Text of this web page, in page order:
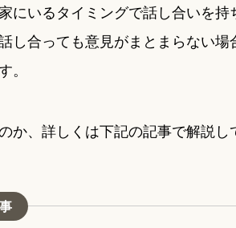
にいるタイミングで話し合いを
し合っても意見がまとまらない
。
か、詳しくは下記の記事で解説